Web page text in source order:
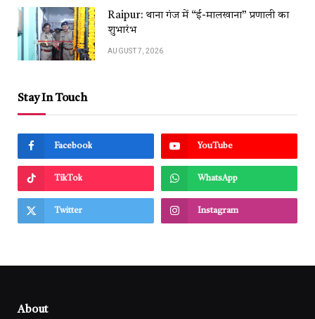
Raipur: थाना गंज में “ई-मालखाना” प्रणाली का
शुभारंभ
AUGUST 7, 2026
Stay In Touch
Facebook YouTube
TikTok WhatsApp
Twitter Instagram
About